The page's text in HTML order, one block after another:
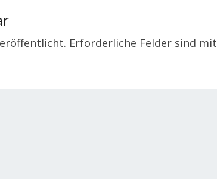
Erforderliche Felder sind mit